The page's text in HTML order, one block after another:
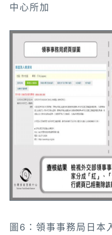
中心所加
圖6：領事事務局日本